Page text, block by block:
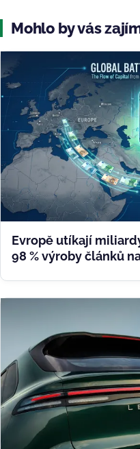
Mohlo by vás
Evropě utíkají
98 % výroby článků